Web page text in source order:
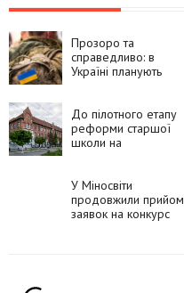
Прозоро та
справедливо: в
Україні планують
можливої ротації на
фронт
До пілотного етапу
реформи старшої
школи на
У Міносвіти
продовжили прийом
заявок на конкурс